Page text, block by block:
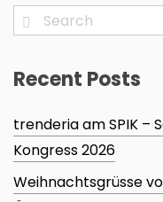
Recent Posts
trenderia am SPIK –
Kongress 2026
Weihnachtsgrüsse